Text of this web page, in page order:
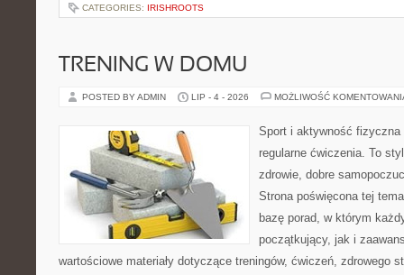
CATEGORIES: IRISHROOTS
TRENING W DOMU
POSTED BY ADMIN LIP - 4 - 2026 MOŻLIWOŚĆ
Sport i aktywność
regularne ćwiczenia. To
zdrowie, dobre
Strona poświęcona tej
bazę porad, w którym
początkujący, jak i
wartościowe materiały dotyczące treningów, ćwiczeń, zdrowego